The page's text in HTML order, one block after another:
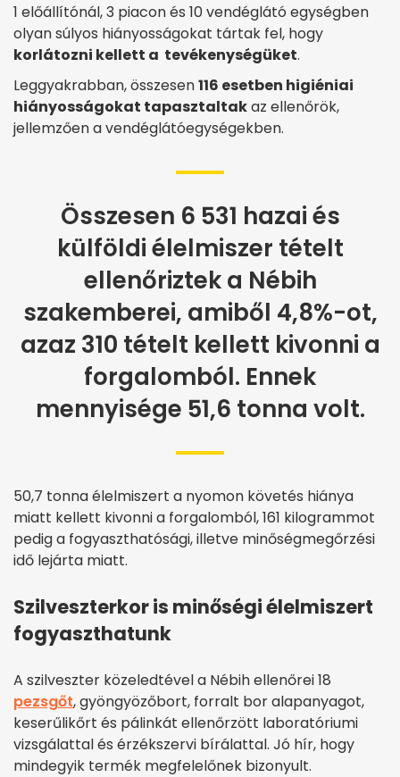
1 előállítónál, 3 piacon és 10 vendéglátó egységben
olyan súlyos hiányosságokat tártak fel, hogy
korlátozni kellett a tevékenységüket.
Leggyakrabban, összesen116 esetben higiéniai
hiányosságokat tapasztaltakaz ellenőrök,
jellemzően a vendéglátóegységekben.
Összesen 6 531 hazai és
külföldi élelmiszer tételt
ellenőriztek a Nébih
szakemberei, amiből 4,8%-ot,
azaz 310 tételt kellett kivonni a
forgalomból. Ennek
mennyisége 51,6 tonna volt.
50,7 tonna élelmiszert a nyomon követés hiánya
miatt kellett kivonni a forgalomból, 161 kilogrammot
pedig a fogyaszthatósági, illetve minőségmegőrzési
idő lejárta miatt.
Szilveszterkor is minőségi élelmiszert
fogyaszthatunk
A szilveszter közeledtével a Nébih ellenőrei 18
pezsgőt, gyöngyözőbort, forralt bor alapanyagot,
keserűlikőrt és pálinkát ellenőrzött laboratóriumi
vizsgálattal és érzékszervi bírálattal. Jó hír, hogy
mindegyik termék megfelelőnek bizonyult.